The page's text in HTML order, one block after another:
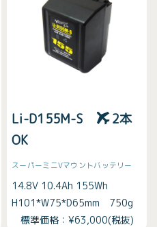
Li-D155M-S
2本
OK
スーパーミニVマウントバッテリー
14.8V 10.4Ah 155Wh
H101*W75*D65mm 750g
標準価格：¥63,000(税抜)